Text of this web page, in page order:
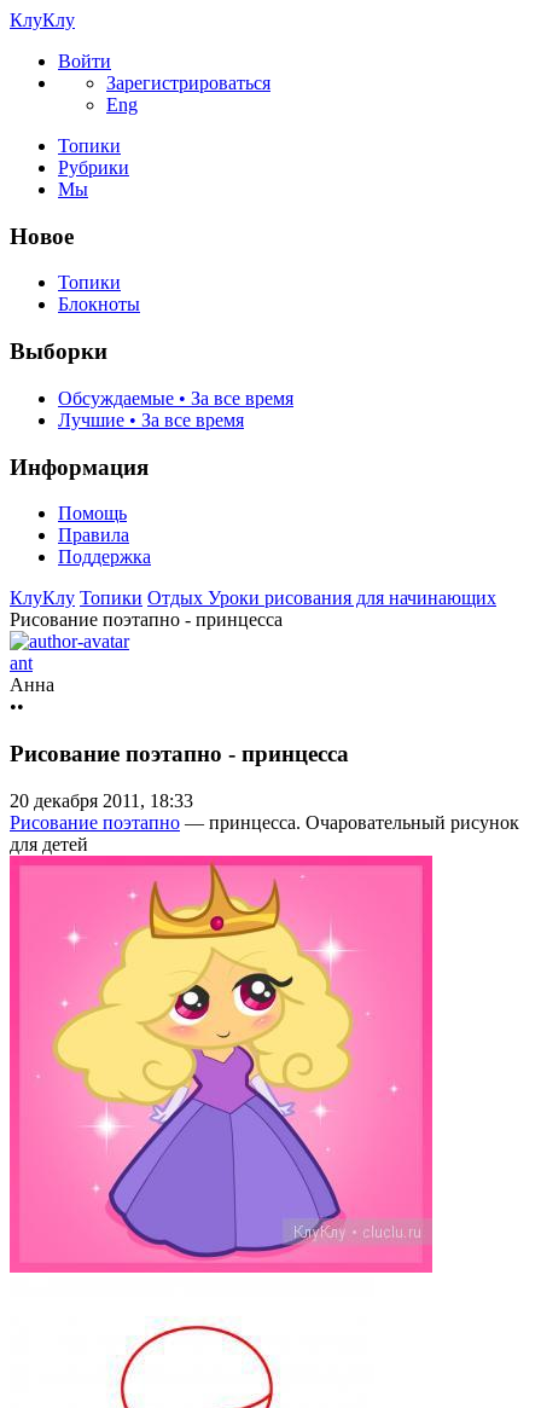
КлуКлу
Войти
Зарегистрироваться
Eng
Топики
Рубрики
Мы
Новое
Топики
Блокноты
Выборки
Обсуждаемые • За все время
Лучшие • За все время
Информация
Помощь
Правила
Поддержка
КлуКлу Топики Отдых Уроки рисования для начинающих
Рисование поэтапно - принцесса
ant
Анна
••
Рисование поэтапно - принцесса
20 декабря 2011, 18:33
Рисование поэтапно — принцесса. Очаровательный рисунок
для детей